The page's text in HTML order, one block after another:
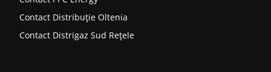
Contact Distribuție Oltenia
Contact Distrigaz Sud Rețele